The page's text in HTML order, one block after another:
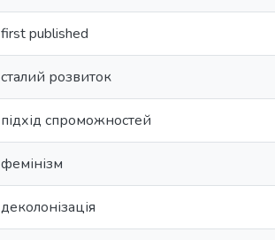
first published
сталий розвиток
підхід спроможностей
фемінізм
деколонізація